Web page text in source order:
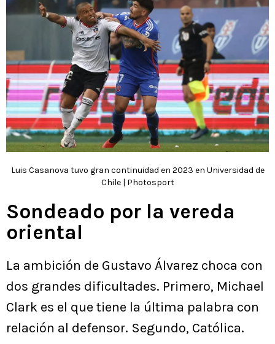
Luis Casanova tuvo gran continuidad en 2023 en Universidad de
Chile | Photosport
Sondeado por la vereda
oriental
La ambición de Gustavo Álvarez choca con
dos grandes dificultades. Primero, Michael
Clark es el que tiene la última palabra con
relación al defensor. Segundo, Católica.